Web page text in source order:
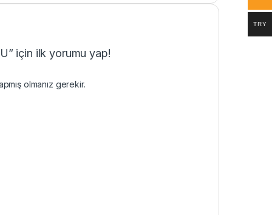
için ilk yorumu yap!
olmanız gerekir.
TRY